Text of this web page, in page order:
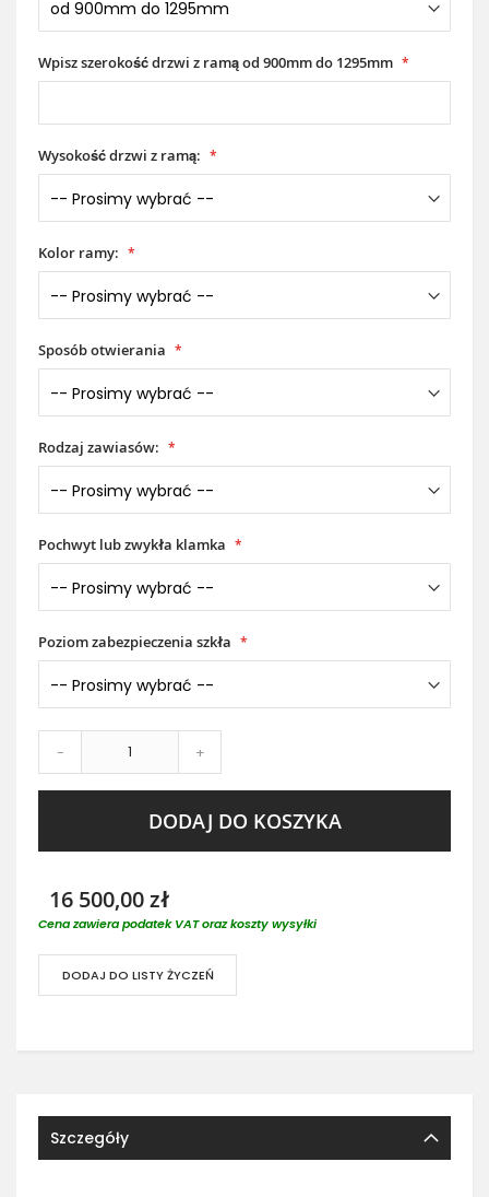
Wpisz szerokość drzwi z ramą od 900mm do 1295mm
Wysokość drzwi z ramą:
Kolor ramy:
Sposób otwierania
Rodzaj zawiasów:
Pochwyt lub zwykła klamka
Poziom zabezpieczenia szkła
- +
DODAJ DO KOSZYKA
16 500,00 zł
Cena zawiera podatek VAT oraz koszty wysyłki
DODAJ DO LISTY ŻYCZEŃ
Szczegóły